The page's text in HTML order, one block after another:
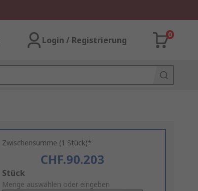
Login / Registrierung
0
Zwischensumme (1 Stück)*
CHF.90.203
Add
to
Stück
Menge auswählen oder eingeben